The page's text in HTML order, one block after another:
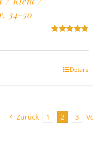
34-50
5
Details
Zurück 1 2 3